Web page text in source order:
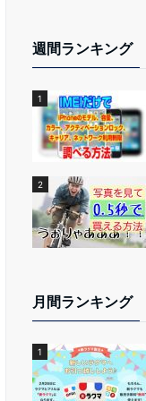
週間ランキング
月間ランキング